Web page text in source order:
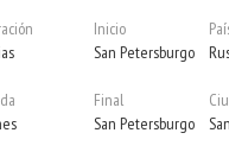
Inicio
San Petersburgo
Final
San Petersburgo